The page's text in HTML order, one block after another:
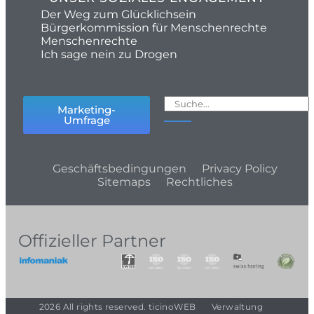
Der Weg zum Glücklichsein
Bürgerkommission für Menschenrechte
Menschenrechte
Ich sage nein zu Drogen
Marketing-
Umfrage
Geschäftsbedingungen
Privacy Policy
Sitemaps
Rechtliches
Offizieller Partner
2026 All rights reserved. ticinoWEB
Verwaltung